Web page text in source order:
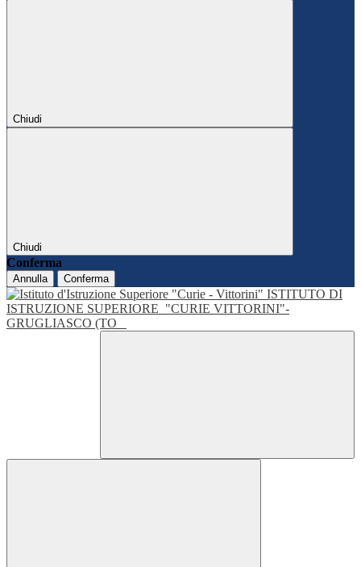
Chiudi
Chiudi
Conferma
Annulla Conferma
ISTITUTO DI
ISTRUZIONE SUPERIORE "CURIE VITTORINI"-
GRUGLIASCO (TO